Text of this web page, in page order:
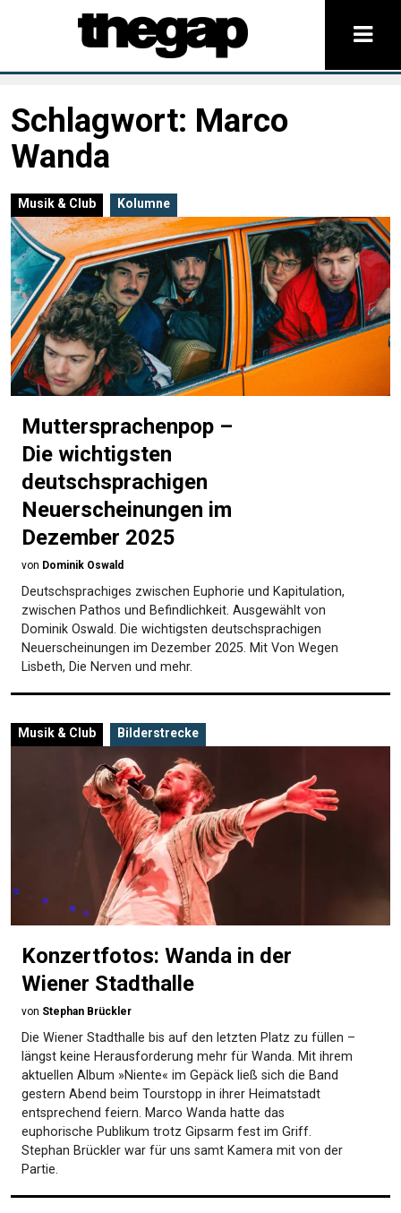
Schlagwort: Marco
Wanda
Musik & Club Kolumne
Muttersprachenpop –
Die wichtigsten
deutschsprachigen
Neuerscheinungen im
Dezember 2025
von Dominik Oswald
Deutschsprachiges zwischen Euphorie und Kapitulation,
zwischen Pathos und Befindlichkeit. Ausgewählt von
Dominik Oswald. Die wichtigsten deutsch­sprachigen
Neuerscheinungen im Dezember 2025. Mit Von Wegen
Lisbeth, Die Nerven und mehr.
Musik & Club Bilderstrecke
Konzertfotos: Wanda in der
Wiener Stadthalle
von Stephan Brückler
Die Wiener Stadthalle bis auf den letzten Platz zu füllen –
längst keine Herausforderung mehr für Wanda. Mit ihrem
aktuellen Album »Niente« im Gepäck ließ sich die Band
gestern Abend beim Tourstopp in ihrer Heimatstadt
entsprechend feiern. Marco Wanda hatte das
euphorische Publikum trotz Gipsarm fest im Griff.
Stephan Brückler war für uns samt Kamera mit von der
Partie.